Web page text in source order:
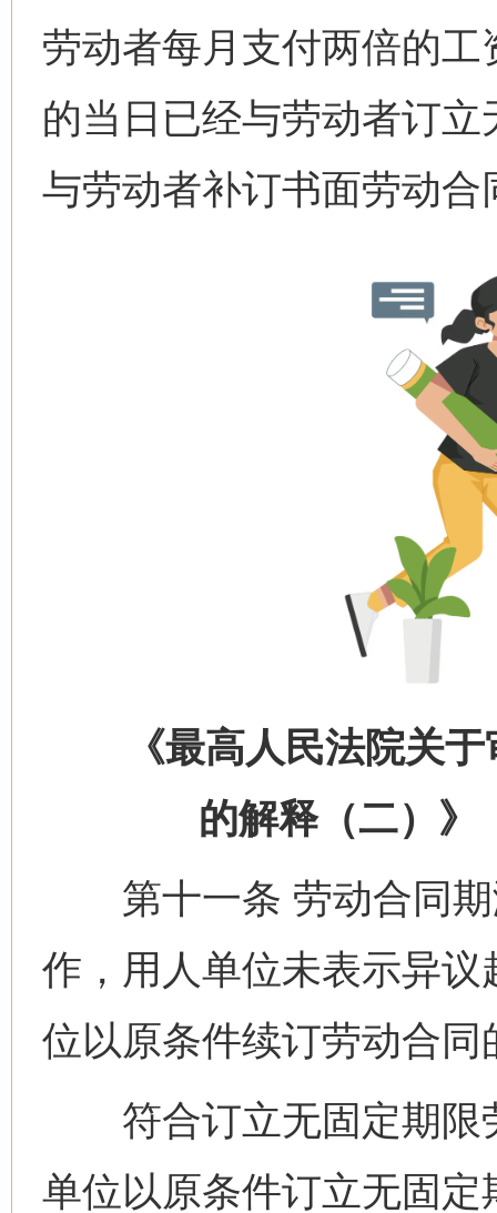
劳动者每月支付两倍的
的当日已经与劳动者订
与劳动者补订书面劳动合
《最高人民法院关于
的解释（二）》
第十一条 劳动合同期
作，用人单位未表示异
位以原条件续订劳动合
符合订立无固定期限
单位以原条件订立无固